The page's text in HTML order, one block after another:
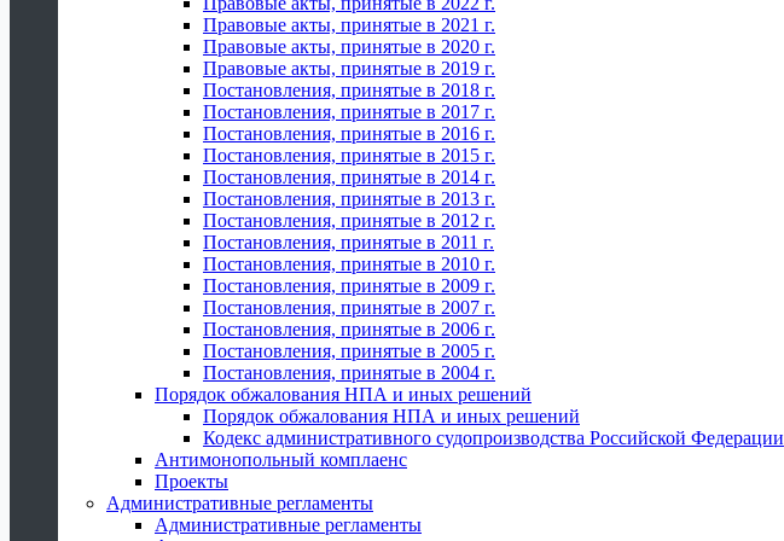
Правовые акты, принятые в 2021 г.
Правовые акты, принятые в 2020 г.
Правовые акты, принятые в 2019 г.
Постановления, принятые в 2018 г.
Постановления, принятые в 2017 г.
Постановления, принятые в 2016 г.
Постановления, принятые в 2015 г.
Постановления, принятые в 2014 г.
Постановления, принятые в 2013 г.
Постановления, принятые в 2012 г.
Постановления, принятые в 2011 г.
Постановления, принятые в 2010 г.
Постановления, принятые в 2009 г.
Постановления, принятые в 2007 г.
Постановления, принятые в 2006 г.
Постановления, принятые в 2005 г.
Постановления, принятые в 2004 г.
Порядок обжалования НПА и иных решений
Порядок обжалования НПА и иных решений
Кодекс административного судопроизводства Российской Федерации
Антимонопольный комплаенс
Проекты
Административные регламенты
Административные регламенты